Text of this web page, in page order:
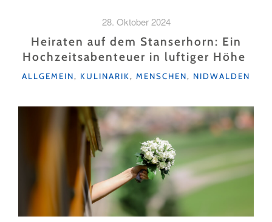
TAG,
DER
FÜR
IMMER
28. Oktober 2024
Heiraten auf dem Stanserhorn: Ein
Hochzeitsabenteuer in luftiger Höhe
KATEGORIEN
ALLGEMEIN, KULINARIK, MENSCHEN, NIDWALDEN